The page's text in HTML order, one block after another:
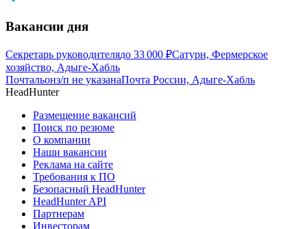
Вакансии дня
Секретарь руководителядо 33 000 ₽Сатурн, Фермерское
хозяйство, Адыге-Хабль
Почтальонз/п не указанаПочта России, Адыге-Хабль
HeadHunter
Размещение вакансий
Поиск по резюме
О компании
Наши вакансии
Реклама на сайте
Требования к ПО
Безопасный HeadHunter
HeadHunter API
Партнерам
Инвесторам